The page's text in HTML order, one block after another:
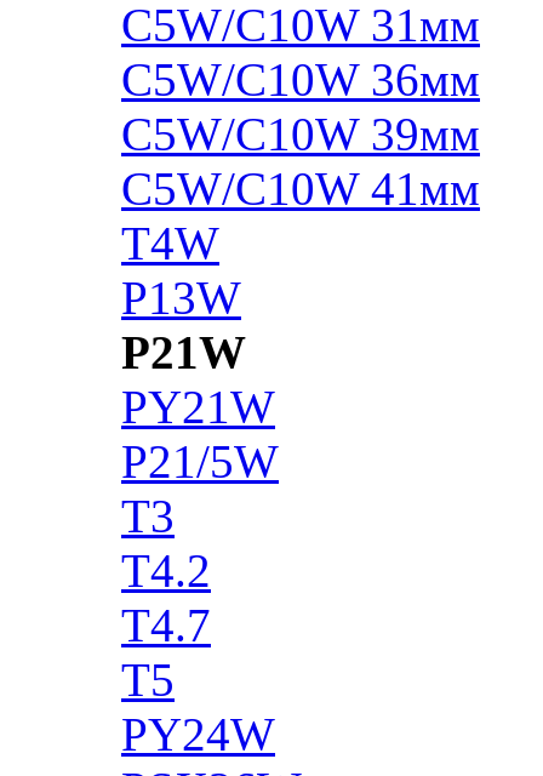
C5W/C10W 31мм
C5W/C10W 36мм
C5W/C10W 39мм
C5W/C10W 41мм
T4W
P13W
P21W
PY21W
P21/5W
T3
T4.2
T4.7
T5
PY24W